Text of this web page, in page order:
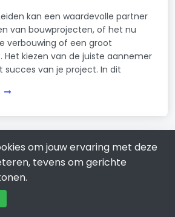
kan een waardevolle partner
van bouwprojecten, of het nu
verbouwing of een groot
Het kiezen van de juiste aannemer
succes van je project. In dit
om jouw ervaring met deze
tevens om gerichte